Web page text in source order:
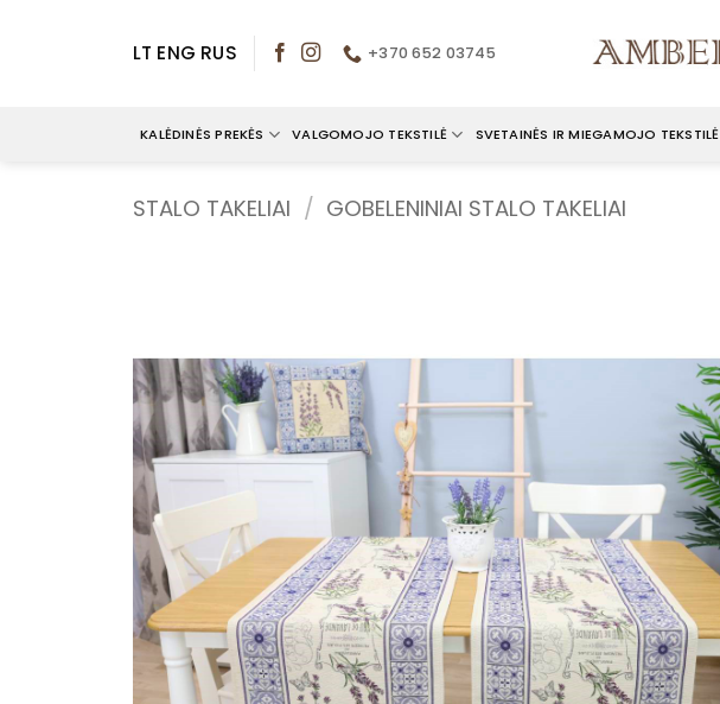
LT ENG RUS +370 652 03745
KALĖDINĖS PREKĖS VALGOMOJO TEKSTILĖ SVETAINĖS IR MIEGAMOJO TEKSTILĖ
STALO TAKELIAI / GOBELENINIAI STALO TAKELIAI